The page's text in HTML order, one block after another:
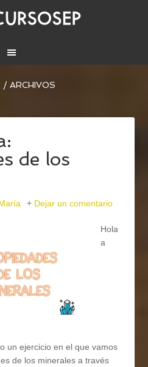
/ ARCHIVOS
de los
Dejar un comentario
Hola
a
un ejercicio en el que vamos
de los minerales a través